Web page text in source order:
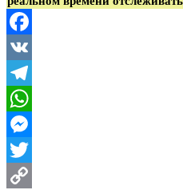
Facebook
VK
Telegram
WhatsApp
Messenger
Twitter